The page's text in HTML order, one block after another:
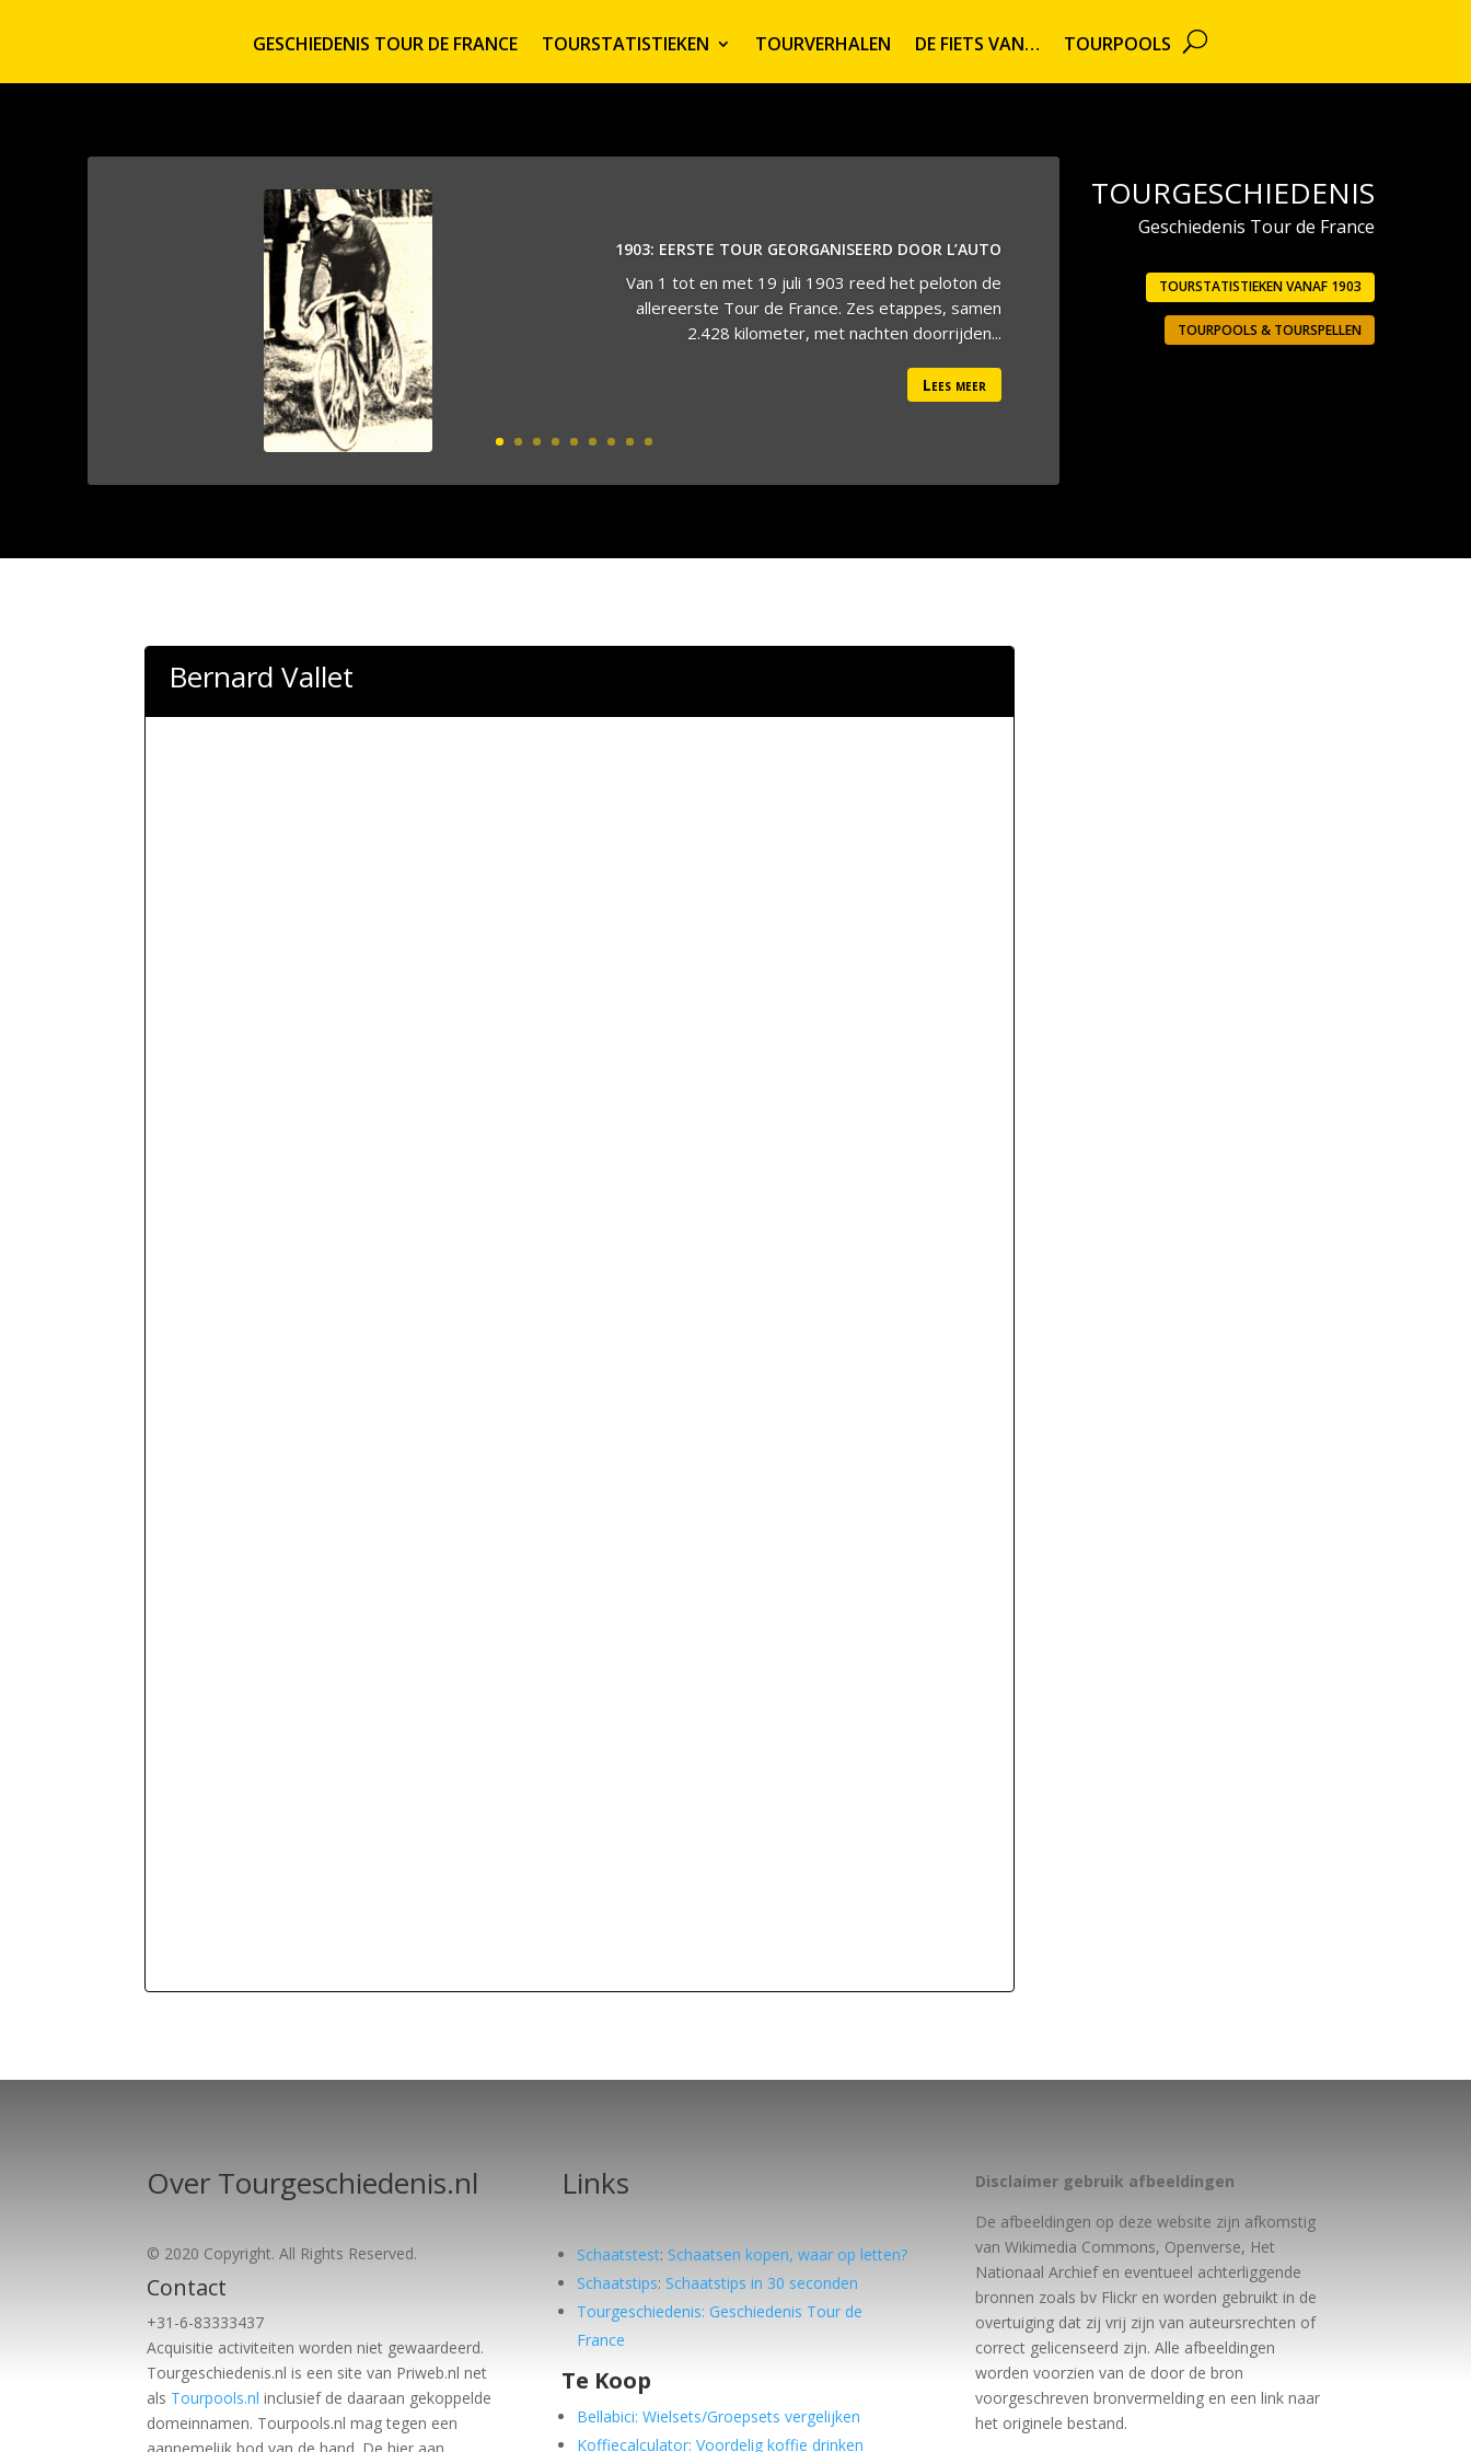
GESCHIEDENIS TOUR DE FRANCE TOURSTATISTIEKEN TOURVERHALEN DE FIETS VAN… TOURPOOLS
1903: EERSTE TOUR GEORGANISEERD DOOR L’AUTO
Van 1 tot en met 19 juli 1903 reed het peloton de
allereerste Tour de France. Zes etappes, samen
2.428 kilometer, met nachten doorrijden...
Lees meer
TOURGESCHIEDENIS
Geschiedenis Tour de France
TOURSTATISTIEKEN VANAF 1903
TOURPOOLS & TOURSPELLEN
Bernard Vallet
Over Tourgeschiedenis.nl
© 2020 Copyright. All Rights Reserved.
Contact
+31-6-83333437
Acquisitie activiteiten worden niet gewaardeerd.
Tourgeschiedenis.nl is een site van Priweb.nl net
als Tourpools.nl inclusief de daaraan gekoppelde
domeinnamen. Tourpools.nl mag tegen een
aannemelijk bod van de hand. De hier aan
Links
Schaatstest: Schaatsen kopen, waar op letten?
Schaatstips: Schaatstips in 30 seconden
Tourgeschiedenis: Geschiedenis Tour de
France
Te Koop
Bellabici: Wielsets/Groepsets vergelijken
Koffiecalculator: Voordelig koffie drinken
Disclaimer gebruik afbeeldingen
De afbeeldingen op deze website zijn afkomstig
van Wikimedia Commons, Openverse, Het
Nationaal Archief en eventueel achterliggende
bronnen zoals bv Flickr en worden gebruikt in de
overtuiging dat zij vrij zijn van auteursrechten of
correct gelicenseerd zijn. Alle afbeeldingen
worden voorzien van de door de bron
voorgeschreven bronvermelding en een link naar
het originele bestand.